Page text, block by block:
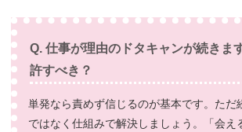
Q. 仕事が理由のドタキャンが続きま
許すべき？
単発なら責めず信じるのが基本です。ただ
ではなく仕組みで解決しましょう。「会え